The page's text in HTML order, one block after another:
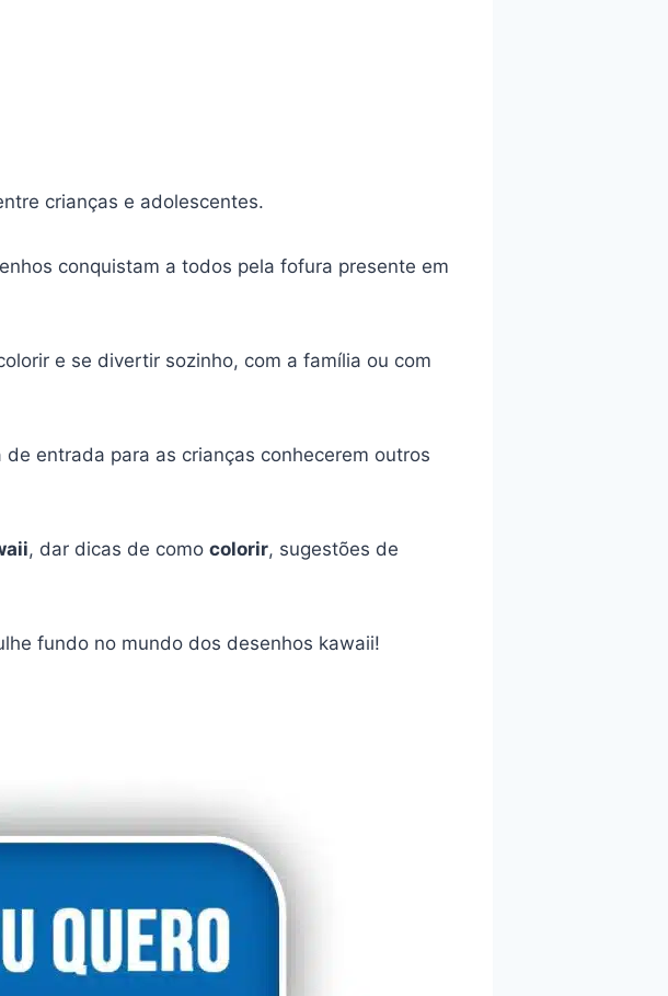
crianças e adolescentes.
conquistam a todos pela fofura presente em
e se divertir sozinho, com a família ou com
entrada para as crianças conhecerem outros
, dar dicas de como colorir, sugestões de
fundo no mundo dos desenhos kawaii!